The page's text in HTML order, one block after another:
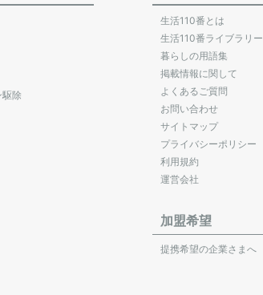
除
生活110番とは
生活110番ライブラリー
暮らしの用語集
掲載情報に関して
よくあるご質問
お問い合わせ
サイトマップ
プライバシーポリシー
利用規約
運営会社
加盟希望
提携希望の企業さまへ